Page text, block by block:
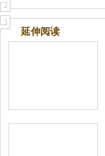
延伸阅读